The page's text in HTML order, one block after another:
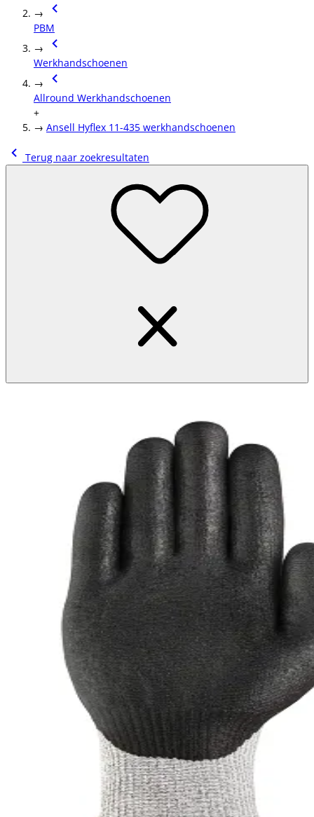
→
PBM
→
Werkhandschoenen
→
Allround Werkhandschoenen
+
→ Ansell Hyflex 11-435 werkhandschoenen
Terug naar zoekresultaten